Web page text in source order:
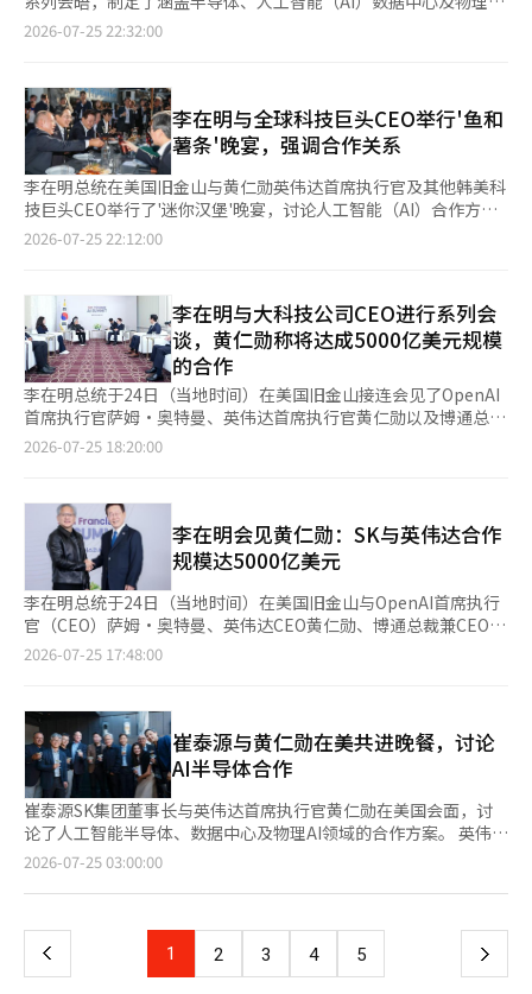
体受到的封锁激发了其自给自足的动力。中国的目标不是自给自
政府应在繁荣和超越的前提下制定政策，因为繁荣和超越随时可能
动摇。高科技产业是国家的增长动力，但如果其成果仅停留在少数
大型企业和资产市场，社会信任必然会减弱。必须有政策将半导体
繁荣的成果转化为青年的未来和社会信任。 给予青年机会 半导体
的繁荣是上天给予的机会，问题在于如何把握这个机会。股市一天
内波动10%，但青年的生活却没有改变。能够决定建设数百兆韩元
半导体集群的政府，应该在青年住房和通勤问题上作出同样规模的
决策。如果在半导体领域讲求速度，而在青年的生活中却没有速
尔也不会远离机会的国家。要摆脱以首尔为中心的单极体制，各地
区应具备自给自足的功能，并通过密集的交通网络连接，建立“多
中心城市网络”。在此期间，政治在房价面前未能兑现承诺，也未
能缩小差距。我作为从政者也无法逃避这一责任。即使政权更迭，
也必须建立不动摇的制度和法律。信任只能通过反复的实践来积
累。 无论半导体多么成为世界顶尖，如果青年无法相信明天，社
会必然会动摇。最终，保障民主的关键在于“明天会比今天更
好”的信念。 作者主要经历 △韩美议会交流基金会理事长
2007年康奈尔大学东亚中心访问研究员（美国纽约） △前总统
（金大中）秘书室长※ 本报道经人工智能（AI）系统翻译与编辑。
《华尔街日报》（WSJ）分析称，此次合作将帮助英伟达获取有前
景的AI研究公司作为客户，并对谷歌等AI半导体竞争对手形成制
英伟达在3月还投资了由OpenAI前首席技术官米拉·穆拉提创办的
思维机器实验室。双方建立了至少1吉瓦规模的维拉·鲁宾系统供
应与建设的长期合作关系。※ 本报道经人工智能（AI）系统翻译与
编辑。
金投入到AI工厂的新业务中，预计今年将投入约50亿韩元，至
2027年将达到6920亿韩元，2028年后将达到7838亿韩元。 此次
的支持下确保GPU供应基础，并与替代资产管理公司布鲁克菲尔德
合作推进数据中心和电力基础设施的采购。 通过此次投资，
NAVER将从以自家服务为中心的基础设施转变为向外部企业和国
家提供AI计算资源的盈利业务结构。NAVER的子公司NAVER云也
正在与英伟达讨论“AI计算伙伴关系”。NAVER计划未来运营最
多10万张GPU的大规模集群，积极开拓基于服务型
GPU（GPUaaS）的主权AI市场。
的大规模投资与合作方案。在半导体领域，未来五年将推动总额达
博通首席执行官霍克·谭、开放AI首席执行官山姆·奥特曼、安特
罗匹克首席执行官达里奥·阿莫德等进行会谈后，参加了“旧金山
AI峰会”。 此次活动是为了将上个月宣布的韩国大跃进的三大超级
项目与全球大科技公司的技术和资本结合，以提升项目规模和执行
力。政府计划基于韩国现有的半导体和AI基础设施、AI模型及物理
AI能力，具体化AI全栈的投资与合作。 峰会吸引了李总统及全球大
科技公司的首席执行官，包括三星电子会长李在镕、SK集团会长
崔泰源、现代汽车集团会长郑义宣、Naver董事会主席李海珍等，
参与。 微软首席执行官萨提亚·纳德拉通过视频信息表达了与韩
国在半导体和AI基础设施领域合作的意愿。 在半导体领域，国内企
业与全球大科技公司将共同推动总额达9500亿美元的合作。 三星
电子与博通签署了未来五年内总额达2000亿美元（约290万亿韩
元）的先进内存半导体供应及AI芯片生产的代工合作谅解备忘录
（MOU）。SK也与包括英伟达在内的全球大科技公司达成了未来
五年内总额达7500亿美元（约1085万亿韩元）的先进内存半导体
长期供应合作。 科学技术信息通信部与AMD于23日签署了谅解备
AMD的中央处理器（CPU）和图形处理器（GPU）相结合的AI计算
基础设施。政府认为，通过这一合作基础，不仅可以保障半导体的
供应和生产，还能共同设计下一代芯片，并验证国产AI半导体。 在
AI数据中心领域，计划推动约5GW规模的基础设施投资合作，并确
保约200万张基于英伟达B200的GPU。 SK电信将与英伟达合作，
建设和扩展最大2GW规模的AI数据中心，并优先分配最新的GPU
——贝拉·鲁宾系统。与安特罗匹克合作，推动国内GW级AI数据中
心项目的投资与合作。与亚马逊网络服务（AWS）合作，计划将现
础上，建设总额达100亿美元的全球AI工厂。通过吸引10亿美元的
投资，扩大GPU供应和技术合作，并从布鲁克菲尔德获得最多90
亿美元的支持，共同构建GW级AI工厂运营所需的基础设施和供应
链。 在物理AI、自主驾驶及AI人才培养领域也提出了合作方案。
现代汽车集团与英伟达共同构建标准化的“机器人参考平台”，以
开发和验证AI机器人，并计划向大学和初创企业开放，以支持多样
化的机器人开发。现代汽车集团还宣布了与Waymo的自主驾驶汽
山AI宣言”，提出将韩国建设成为全球AI生产基地和创新的基础的
愿景。他计划超越半导体供应链，创造一个快速有效利用AI的动态
市场，并建立国家间的水平合作网络，跃升为全球AI中心。 李总统
2026-07-25 22:32:00
李在明与全球科技巨头CEO举行'鱼和
薯条'晚宴，强调合作关系
李在明总统在美国旧金山与黄仁勋英伟达首席执行官及其他韩美科
技巨头CEO举行了'迷你汉堡'晚宴，讨论人工智能（AI）合作方
案。 李总统于24日在美国旧金山的'灯塔餐厅'与两国企业家共进晚
提到黄CEO在访韩时与国内企业总裁们在'干杯炸鸡'的聚会，开玩
笑说：“可能需要一些鸡肉。” 黄CEO问李总统：“你上次吃汉
堡是什么时候？”李总统回答说记不太清了。 此次晚宴上，除了
黄CEO外，还有博通公司总裁兼CEO霍克·坦、微软Azure硬件总
裁拉尼·博尔卡尔等人出席。 韩国方面，李在镕、崔泰源SK集团
会长、郑义宣现代汽车集团会长、李海珍NAVER董事会主席等人
参加。政府方面，副总理兼科学技术信息通信部部长裴景勋和青瓦
台政策室长金勇范也在场。 李总统特别向黄CEO解释：“在我们
语回应：“那我们就是家人。”李总统提议：“我们是'食口'，干
杯。”他表示：“一起吃饭真的很有意义。” 当副总理裴景勋
说：“今天的餐费我来承担。”时，黄CEO表示想再喝一瓶啤酒。
李总统开玩笑说：“作为公务员是不行的。”黄CEO机智地回
应：“韩国是个富裕的国家。” 李总统笑着说：“没错，但公务
员还是不行。” 晚宴上，近期波动加大的韩国股市也成为话题。
青瓦台政策室长金勇范表示，李总统提到“最近韩国股市有些调
整”，黄CEO则回应：“会再涨的。” 此外，黄CEO在询问李总
以再喝一瓶啤酒吗？我需要再来一瓶。” 当黄CEO询问韩国今年
GDP的增长预期时，李总统表示：“去年在1%左右，今年可能会
超过3%。预计会超过潜在增长率，这是几十年来第一次。”
2026-07-25 22:12:00
李在明与大科技公司CEO进行系列会
谈，黄仁勋称将达成5000亿美元规模
的合作
李在明总统于24日（当地时间）在美国旧金山接连会见了OpenAI
首席执行官萨姆·奥特曼、英伟达首席执行官黄仁勋以及博通总裁
兼首席执行官霍克·谭，要求扩大对韩国人工智能（AI）生态系统
亿美元。他还透露了与三星电子、SK海力士的半导体合作、对
Naver的大规模投资以及与现代汽车集团在自动驾驶和机器人领域
的全面合作计划。李在明总统当天下午在旧金山一家酒店首先会见
了奥特曼首席执行官，随后是黄仁勋首席执行官和霍克·谭首席执
行官。副总理兼科学技术信息通信部长裴景勋和青瓦台政策室长金
勇范陪同出席。李在明总统提到与奥特曼首席执行官在法国埃维昂
短暂见面的事情，表示“在重要场合再次见面很高兴”。他指
出：“韩国正在重塑以人工智能为中心的产业，希望您能关注并决
示：“多亏了您，我也在努力使用ChatGPT。”奥特曼首席执行
官对此表示：“我真心感谢韩国人民和政府，韩国在人工智能领域
的努力使其成为世界上最重要的国家之一。”他还表示：“希望其
他国家的领导人也能效仿总统所展现的领导力和投资。让更多人能
够接触到高质量的人工智能是非常重要的，韩国在包括三大重大项
目在内的人工智能项目中发挥着引领作用。”李在明总统强
调：“三大重大项目确实是国家的重大决策，希望奥特曼首席执行
官能积极参与并承担更重要的角色。”在与黄仁勋首席执行官的会
谈中，具体的投资与合作计划被广泛披露。黄仁勋表示：“SK集
元。”他还提到：“SK海力士与三星电子、英伟达将进行芯片设
计和内存设计方面的合作，并将对韩国领先的云计算公司Naver进
行大规模投资，以支持其在韩国及全球的扩展。”与现代汽车集团
2026-07-25 18:20:00
李在明会见黄仁勋：SK与英伟达合作
规模达5000亿美元
李在明总统于24日（当地时间）在美国旧金山与OpenAI首席执行
官（CEO）萨姆·奥特曼、英伟达CEO黄仁勋、博通总裁兼CEO霍
克·谭进行了会谈，要求扩大对韩国人工智能（AI）生态系统建设
还透露了与三星电子、SK海力士的半导体合作、对NAVER的大规
模投资、与现代汽车集团在自动驾驶和机器人领域的合作等与韩国
企业的全面业务计划。李在明总统当天下午在旧金山的一家酒店依
次会见了奥特曼CEO、黄仁勋CEO和霍克·谭CEO，副总理兼科学
技术信息通信部部长白景勋和青瓦台政策室长金勇范陪同出席。李
在明总统提到与奥特曼CEO在法国埃维昂短暂见面的事情，表
示“在重要场合再次见面很高兴”。他指出：“韩国正在重塑以人
工智能为中心的产业，您对此的关注和投资决定让韩国人民感到高
兴并充满期待。多亏了您，我也在努力使用ChatGPT。”奥特曼
领域的努力，韩国是世界上最重要的国家之一。”他还表示：“希
望其他国家的领导人也能效仿总统所展现的领导力和投资，许多人
2026-07-25 17:48:00
崔泰源与黄仁勋在美共进晚餐，讨论
AI半导体合作
崔泰源SK集团董事长与英伟达首席执行官黄仁勋在美国会面，讨
论了人工智能半导体、数据中心及物理AI领域的合作方案。 英伟达
于24日宣布，崔董事长与黄CEO在加利福尼亚州伍德赛德共进晚
人员也出席了此次晚宴。 双方检查了包括高带宽内存（HBM）在
海力士目前为英伟达提供HBM。双方上个月达成协议，共同开发
用于AI基础设施、个人AI及物理AI的英伟达平台内存。 SK电信也
2026-07-25 03:00:00
上
页
1 2 3 4 5 下